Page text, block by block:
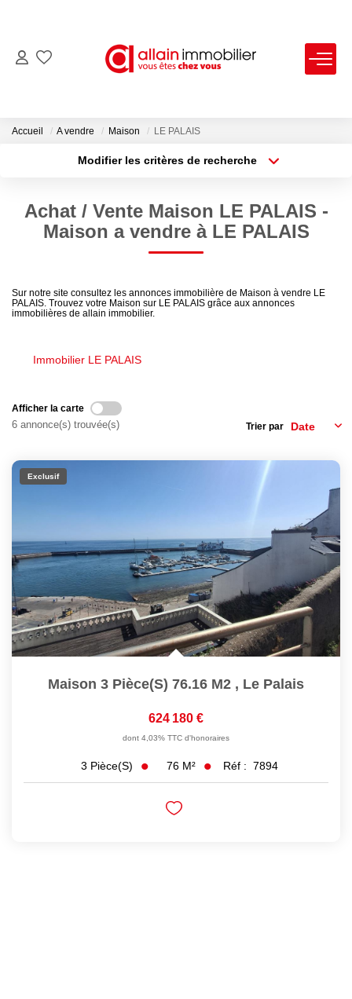
LOCATIONS
SYNDIC
Nous Contacter
Nous Rejoindre
LOCATIONS VACANCES
Accueil A vendre Maison LE PALAIS
Modifier les critères de recherche
Sélectionnez...
Type de bien
Surface min
Créer une alerte
Achat / Vente Maison LE PALAIS -
Maison a vendre à LE PALAIS
Sur notre site consultez les annonces immobilière de Maison à vendre LE
PALAIS. Trouvez votre Maison sur LE PALAIS grâce aux annonces
immobilières de allain immobilier.
Immobilier LE PALAIS
Afficher la carte
6 annonce(s) trouvée(s) Trier par
Exclusif
Maison 3 Pièce(s) 76.16 M2 , Le Palais
624 180 €
dont 4,03% TTC d'honoraires
3 Pièce(s) 76 M² Réf : 7894